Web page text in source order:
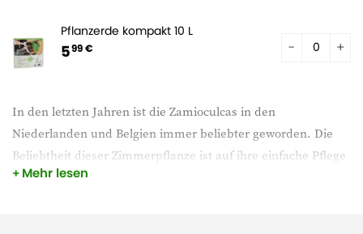
In den letzten Jahren ist die Zamioculcas in den
Niederlanden und Belgien immer beliebter geworden. Die
Beliebtheit dieser Zimmerpflanze ist auf ihre einfache Pflege
zurückzuführen. Die Zamioculcas speichert Wasser in ihren
Mehr lesen
Pflanzerde kompakt 10 L
599 €